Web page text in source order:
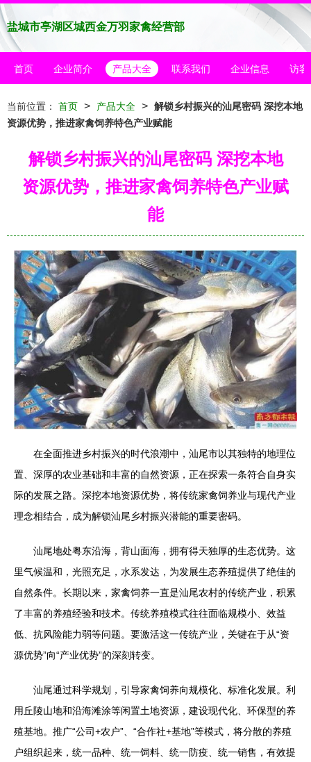
盐城市亭湖区城西金万羽家禽经营部
首页 企业简介 产品大全 联系我们 企业信息 访客
当前位置： 首页 > 产品大全 > 解锁乡村振兴的汕尾密码 深挖本地
资源优势，推进家禽饲养特色产业赋能
解锁乡村振兴的汕尾密码 深挖本地
资源优势，推进家禽饲养特色产业赋
能
在全面推进乡村振兴的时代浪潮中，汕尾市以其独特的地理位
置、深厚的农业基础和丰富的自然资源，正在探索一条符合自身实
际的发展之路。深挖本地资源优势，将传统家禽饲养业与现代产业
理念相结合，成为解锁汕尾乡村振兴潜能的重要密码。
汕尾地处粤东沿海，背山面海，拥有得天独厚的生态优势。这
里气候温和，光照充足，水系发达，为发展生态养殖提供了绝佳的
自然条件。长期以来，家禽饲养一直是汕尾农村的传统产业，积累
了丰富的养殖经验和技术。传统养殖模式往往面临规模小、效益
低、抗风险能力弱等问题。要激活这一传统产业，关键在于从“资
源优势”向“产业优势”的深刻转变。
汕尾通过科学规划，引导家禽饲养向规模化、标准化发展。利
用丘陵山地和沿海滩涂等闲置土地资源，建设现代化、环保型的养
殖基地。推广“公司+农户”、“合作社+基地”等模式，将分散的养殖
户组织起来，统一品种、统一饲料、统一防疫、统一销售，有效提